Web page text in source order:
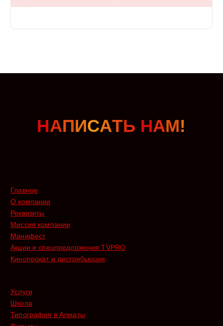
НАПИСАТЬ НАМ!
Главное
О компании
Реквизиты
Миссия компании
Манифест
Акции и спецпредложения TVPRO
Кинопрокат и дистрибьюция
Услуги
Школа
Типография в Алматы